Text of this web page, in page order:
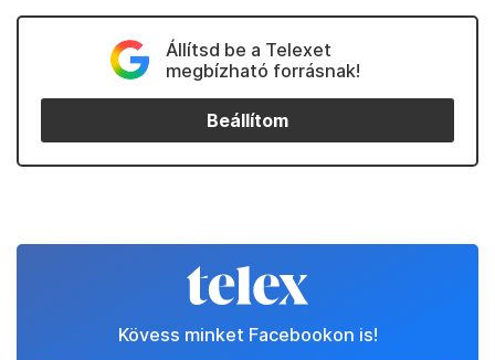
Állítsd be a Telexet
megbízható forrásnak!
Beállítom
Kövess minket Facebookon is!